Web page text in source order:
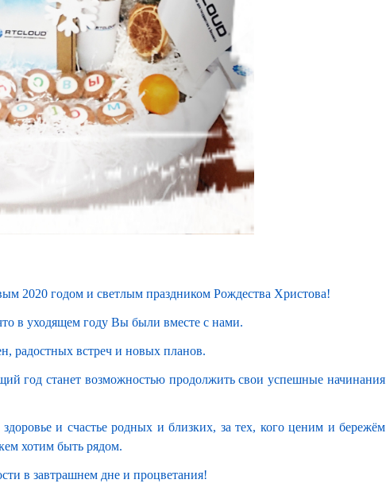
2020 годом и светлым праздником Рождества Христова!
в уходящем году Вы были вместе с нами.
радостных встреч и новых планов.
год станет возможностью продолжить свои успешные начинания
и счастье родных и близких, за тех, кого ценим и бережём
хотим быть рядом.
в завтрашнем дне и процветания!